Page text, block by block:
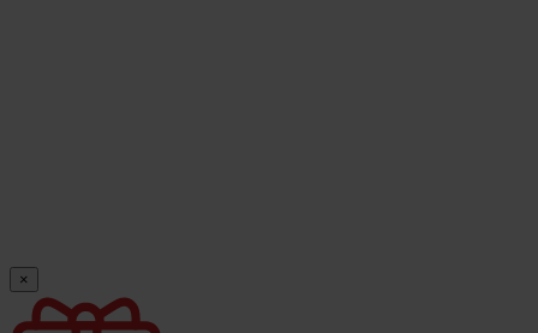
×